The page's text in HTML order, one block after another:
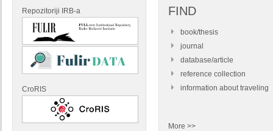
Repozitoriji IRB-a
CroRIS
FIND
book/thesis
journal
database/article
reference collection
information about traveling
More >>